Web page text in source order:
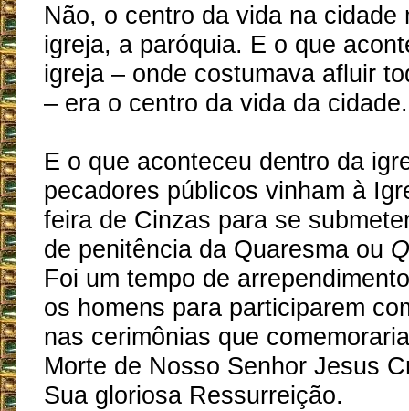
Não, o centro da vida na cidade
igreja, a paróquia. E o que
igreja – onde costumava afluir
– era o centro da vida da cidade.
E o que aconteceu dentro da
pecadores públicos vinham à
feira de Cinzas para se
de penitência da Quaresma ou
Foi um tempo de
os homens para participarem
nas cerimônias que
Morte de Nosso Senhor Jesus
Sua gloriosa Ressurreição.